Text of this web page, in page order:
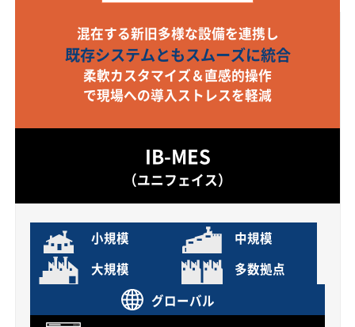
混在する新旧多様な設備を連携し
既存システムともスムーズに統合
柔軟カスタマイズ＆直感的操作
で現場への導入ストレスを軽減
IB-MES
（ユニフェイス）
小規模
中規模
大規模
多数拠点
グローバル